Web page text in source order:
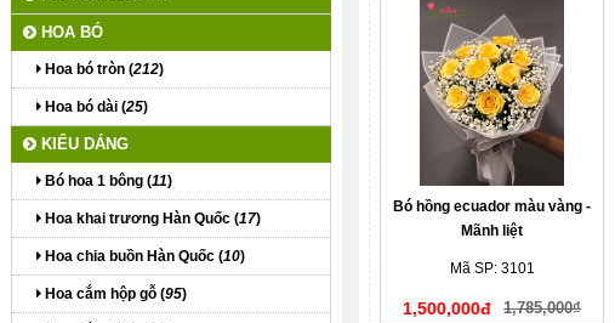
Bó hồng ecuador màu vàng -
Mãnh liệt
Mã SP: 3101
1,500,000đ 1,785,000₫
HOA BÓ
Hoa bó tròn (212)
Hoa bó dài (25)
KIỂU DÁNG
Bó hoa 1 bông (11)
Hoa khai trương Hàn Quốc (17)
Hoa chia buồn Hàn Quốc (10)
Hoa cắm hộp gỗ (95)